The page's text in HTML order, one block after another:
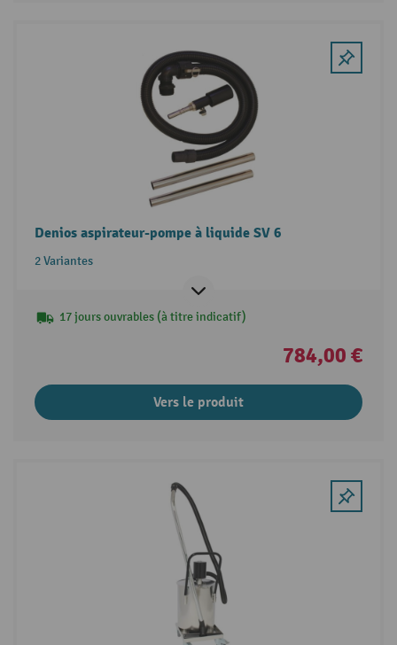
Denios aspirateur-pompe à liquide SV 6
2 Variantes
17 jours ouvrables (à titre indicatif)
784,00 €
Vers le produit